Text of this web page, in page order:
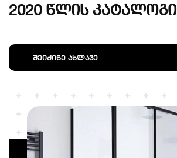
2020 წლის კატალოგი
შეიძინე ახლავე